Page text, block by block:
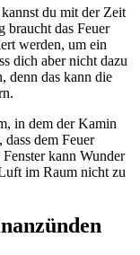
du mit der Zeit
braucht das Feuer
werden, um ein
dich aber nicht dazu
denn das kann die
in dem der Kamin
dass dem Feuer
kann Wunder
im Raum nicht zu